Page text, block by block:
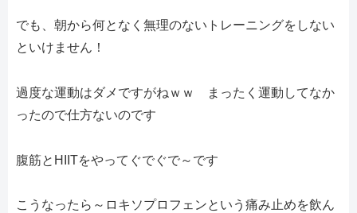
でも、朝から何となく無理のないトレーニングをしない
といけません！
過度な運動はダメですがねｗｗ まったく運動してなか
ったので仕方ないのです
腹筋とHIITをやってぐでぐで～です
こうなったら～ロキソプロフェンという痛み止めを飲ん